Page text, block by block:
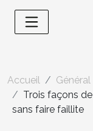
Accueil
Général
Trois façons
sans faire faillite